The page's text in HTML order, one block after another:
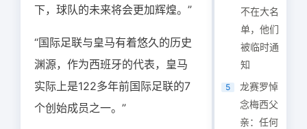
下，球队的未来将会更加辉煌。”
“国际足联与皇马有着悠久的历史
渊源，作为西班牙的代表，皇马
实际上是122多年前国际足联的7
个创始成员之一。”
不在大名
单，他们
被临时通
知
5
龙赛罗悼
念梅西父
亲：任何